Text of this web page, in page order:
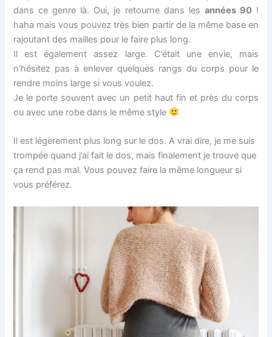
dans ce genre là. Oui, je retourne dans les années 90!
haha mais vous pouvez très bien partir de la même base en
rajoutant des mailles pour le faire plus long.
Il est également assez large. C’était une envie, mais
n’hésitez pas à enlever quelques rangs du corps pour le
rendre moins large si vous voulez.
Je le porte souvent avec un petit haut fin et près du corps
ou avec une robe dans le même style
Il est légèrement plus long sur le dos. A vrai dire, je me suis
trompée quand j’ai fait le dos, mais finalement je trouve que
ça rend pas mal. Vous pouvez faire la même longueur si
vous préférez.